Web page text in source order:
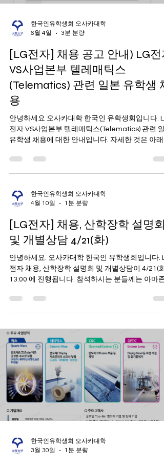
한국인유학생회 오사카대학
6월 4일
3분 분량
[LG전자] 채용 공고 안내) LG전
VS사업본부 텔레매틱스
(Telematics) 관련 일본 유학생 채
용
전자 VS사업본부 텔레매틱스(Telematics) 관련 일
국인 유학생회 드림 ------ 1. 이번 공고는 일본 내
국인 유학생들을 대상으로 하는 특별 채용 공고입
아이템입니다. * 관련 정보 :
https://www.lg.co.kr/media/release/28875 - 입
후, 일본의 카 메이커(도요타, 혼다, 닛산 등) 관련
를 진행하게 됩니다. * 일본 유학 경험자인 여러분들
의 특장점을 살릴 수 있음 (일본어, 일본 생활 경험,
본 내 네트워크 등) - 지원 과정에서 현업의 조직 책
사 설명회를 포함 HR 관점에서 정보를 드렸습니다
한국인유학생회 오사카대학
4월 10일
1분 분량
[LG전자] 채용, 산학장학 설명회
및 개별상담 4/21(화)
전자 채용, 산학장학 설명회 및 개별상담이 4/21(화)
별 상담을 원하시는 분들께서는 자세한 상담을 위
미리 CV를 담당자 메일로 보내거나 당일 지참 해주
기 바랍니다. 자세한 내용은 아래를 참고해주세요.
번 행사도 많은 참여 부탁드립니다. 감사합니다.
----- (4월 21일) 오사카대 × LG전자 채용상담 ■ LG
자 방문 일정 대상 : 오사카대학 한국 유학생 일자 :
2026년 4월 21일 (화) 시간 : 오후 13시 ~ 오후 5시 (
용설명회 13시 ~ 13시 30분, 개별상담 13시 30분 ~
(SANKEN) 제1연구동 2층 세미나실